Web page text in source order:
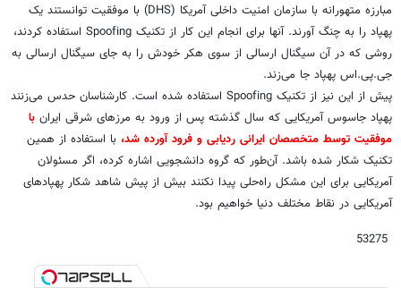
مبارزه متهورانه با سازمان امنیت داخلی آمریکا (DHS) با موفقیت توانستند یک
پهپاد را به چنگ آورند. آنها برای انجام این کار از تکنیک Spoofing استفاده کردند،
روشی که در آن سیگنال ارسالی از سوی هکر خودش را به جای سیگنال ارسالی به
جی.پی.اس پهپاد جا می‌زند.
پیش از این نیز از تکنیک Spoofing استفاده شده است. کارشناسان حدس می‌زنند
پهپاد جاسوس آمریکایی که سال گذشته پس از ورود به مرزهای شرقی ایران با
موفقیت توسط متخصصان ایرانی ردیابی و فرود آورده شد، با استفاده از همین
تکنیک شکار شده باشد. آن‌طور که گروه دانشجویی اشاره کرده، اگر مسئولان
آمریکایی برای این مشکل راه‌حلی پیدا نکنند بیش از پیش شاهد شکار پهپادهای
آمریکایی در نقاط مختلف دنیا خواهیم بود.